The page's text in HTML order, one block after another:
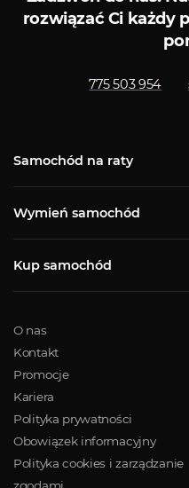
rozwiązać Ci każdy
775 503 954
Samochód na raty
Wymień samochód
Kup samochód
O nas
Kontakt
Promocje
Kariera
Polityka prywatności
Obowiązek informacyjny
Polityka cookies i zarządzanie